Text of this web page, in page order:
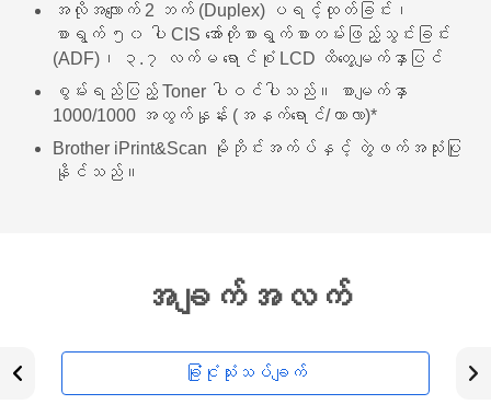
အလိုအလျောက် 2 ဘက် (Duplex) ပရင့်ထုတ်ခြင်း၊
စာရွက် ၅၀ ပါ CIS အော်တိုစာရွက်စာတမ်းဖြည့်သွင်းခြင်း
(ADF)၊ ၃.၇ လက်မ ရောင်စုံ LCD ထိတွေ့မျက်နှာပြင်
စွမ်းရည်ပြည့် Toner ပါဝင်ပါသည်။ စာမျက်နှာ
1000/1000 အထွက်နှုန်း (အနက်ရောင်/ကာလာ)*
Brother iPrint&Scan မိုဘိုင်းအက်ပ်နှင့် တွဲဖက်အသုံးပြု
နိုင်သည်။
အချက်အလက်
ခြုံငုံသုံးသပ်ချက်